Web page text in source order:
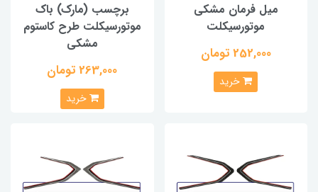
میل فرمان مشکی
موتورسیکلت
252,000 تومان
خرید
برچسب (مارک) باک
موتورسیکلت طرح کاستوم
مشکی
263,000 تومان
خرید